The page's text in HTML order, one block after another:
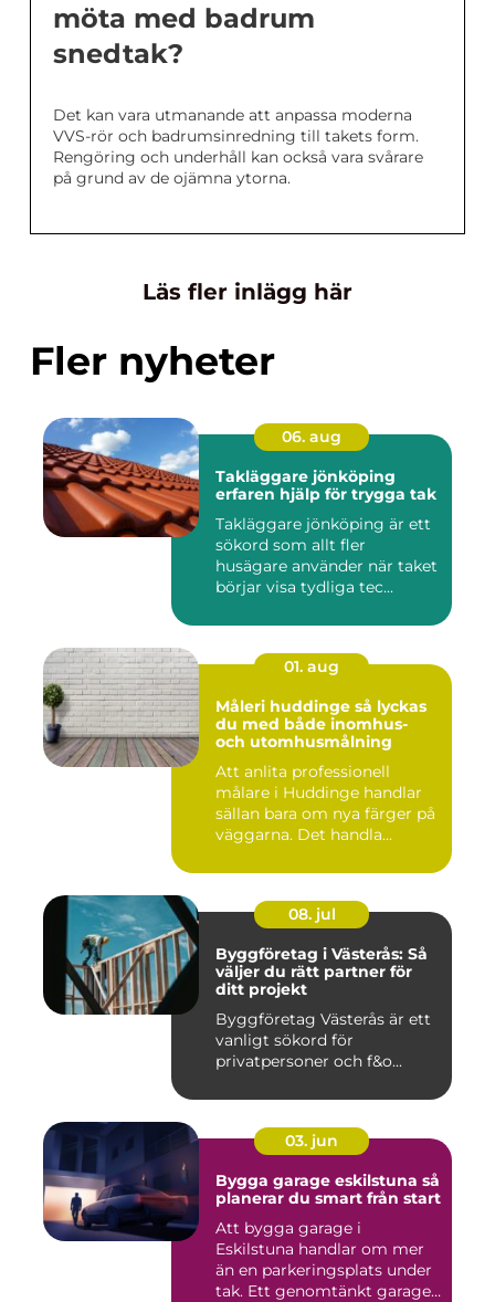
möta med badrum
snedtak?
Det kan vara utmanande att anpassa moderna
VVS-rör och badrumsinredning till takets form.
Rengöring och underhåll kan också vara svårare
på grund av de ojämna ytorna.
Läs fler inlägg här
Fler nyheter
06. aug
Takläggare jönköping
erfaren hjälp för trygga tak
Takläggare jönköping är ett
sökord som allt fler
husägare använder när taket
börjar visa tydliga tec...
01. aug
Måleri huddinge så lyckas
du med både inomhus-
och utomhusmålning
Att anlita professionell
målare i Huddinge handlar
sällan bara om nya färger på
väggarna. Det handla...
08. jul
Byggföretag i Västerås: Så
väljer du rätt partner för
ditt projekt
Byggföretag Västerås är ett
vanligt sökord för
privatpersoner och f&o...
03. jun
Bygga garage eskilstuna så
planerar du smart från start
Att bygga garage i
Eskilstuna handlar om mer
än en parkeringsplats under
tak. Ett genomtänkt garage